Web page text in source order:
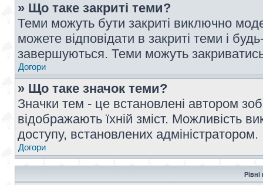
» Що таке закриті теми?
Теми можуть бути закриті виключно
можете відповідати в закриті теми і
завершуються. Теми можуть
Догори
» Що таке значок теми?
Значки тем - це встановлені автором
відображають їхній зміст. Можливість
доступу, встановлених адміністратором.
Догори
Рівні